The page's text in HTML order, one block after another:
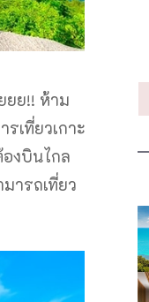
ยย!! ห้าม
เที่ยวเกาะ
องบินไกล
ารถเที่ยว